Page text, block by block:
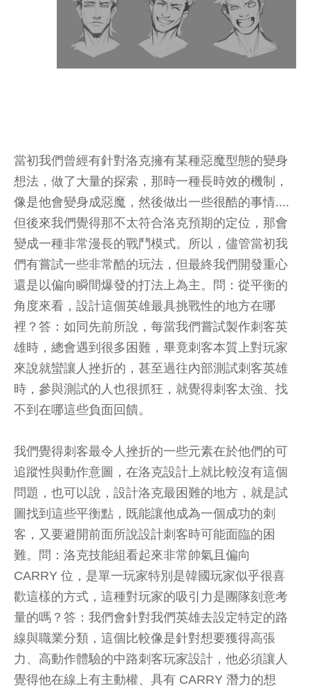
當初我們曾經有針對洛克擁有某種惡魔型態的變身
想法，做了大量的探索，那時一種長時效的機制，
像是他會變身成惡魔，然後做出一些很酷的事情....
但後來我們覺得那不太符合洛克預期的定位，那會
變成一種非常漫長的戰鬥模式。所以，儘管當初我
們有嘗試一些非常酷的玩法，但最終我們開發重心
還是以偏向瞬間爆發的打法上為主。問：從平衡的
角度來看，設計這個英雄最具挑戰性的地方在哪
裡？答：如同先前所說，每當我們嘗試製作刺客英
雄時，總會遇到很多困難，畢竟刺客本質上對玩家
來說就蠻讓人挫折的，甚至過往內部測試刺客英雄
時，參與測試的人也很抓狂，就覺得刺客太強、找
不到在哪這些負面回饋。
我們覺得刺客最令人挫折的一些元素在於他們的可
追蹤性與動作意圖，在洛克設計上就比較沒有這個
問題，也可以說，設計洛克最困難的地方，就是試
圖找到這些平衡點，既能讓他成為一個成功的刺
客，又要避開前面所說設計刺客時可能面臨的困
難。問：洛克技能組看起來非常帥氣且偏向
CARRY 位，是單一玩家特別是韓國玩家似乎很喜
歡這樣的方式，這種對玩家的吸引力是團隊刻意考
量的嗎？答：我們會針對我們英雄去設定特定的路
線與職業分類，這個比較像是針對想要獲得高張
力、高動作體驗的中路刺客玩家設計，他必須讓人
覺得他在線上有主動權、具有 CARRY 潛力的想